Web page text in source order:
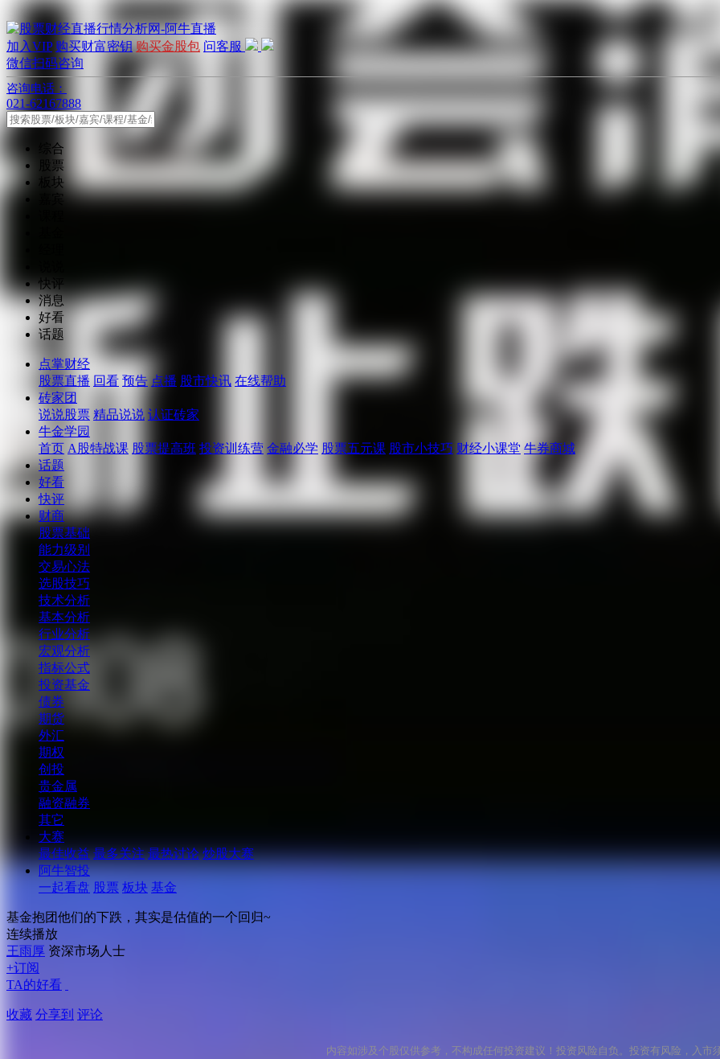
加入VIP 购买财富密钥 购买金股包 问客服
微信扫码咨询
咨询电话：
021-62167888
综合
股票
板块
快评
消息
好看
话题
点掌财经
股票直播 回看 预告 点播 股市快讯 在线帮助
砖家团
说说股票 精品说说 认证砖家
牛金学园
首页 A股特战课 股票提高班 投资训练营 金融必学 股票五元课 股市小技巧 财经小课堂 牛券商城
话题
好看
快评
财商
股票基础
能力级别
交易心法
选股技巧
技术分析
基本分析
行业分析
宏观分析
指标公式
投资基金
债券
期货
外汇
期权
创投
贵金属
融资融券
其它
大赛
最佳收益 最多关注 最热讨论 炒股大赛
阿牛智投
一起看盘 股票 板块 基金
基金抱团他们的下跌，其实是估值的一个回归~
连续播放
王雨厚 资深市场人士
+订阅
TA的好看
收藏 分享到 评论
内容如涉及个股仅供参考，不构成任何投资建议！投资风险自负。投资有风险，入市